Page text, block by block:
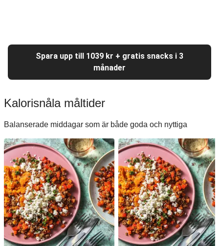
Spara upp till 1039 kr + gratis snacks i 3
månader
Kalorisnåla måltider
Balanserade middagar som är både goda och nyttiga